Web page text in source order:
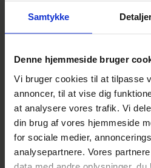
Samtykke
Denne hjemmeside bruger
Vi bruger cookies til at tilpasse
annoncer, til at vise dig
at analysere vores trafik. Vi
din brug af vores hjemmeside
for sociale medier,
analysepartnere. Vores
kundevejledning
drift af varehuset
Food-enheden
varerne inden for
Enheden er ansvarlig for
varerne kommer
og modtages, sættes på
bliver solgt i varehuset.
Denne
annonce